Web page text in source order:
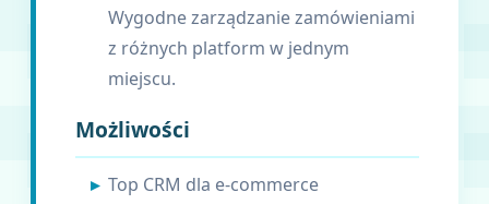
Wygodne zarządzanie zamówieniami
z różnych platform w jednym
miejscu.
Możliwości
Top CRM dla e-commerce